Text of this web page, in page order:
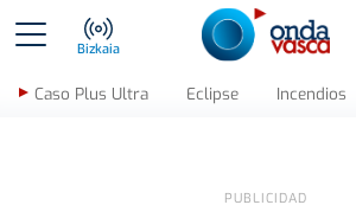
Bizkaia
Caso Plus Ultra Eclipse Incendios